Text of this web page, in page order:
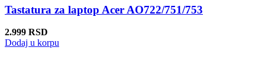
Tastatura za laptop Acer AO722/751/753
2.999 RSD
Dodaj u korpu